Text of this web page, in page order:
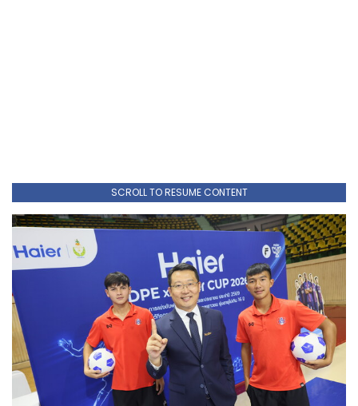
SCROLL TO RESUME CONTENT